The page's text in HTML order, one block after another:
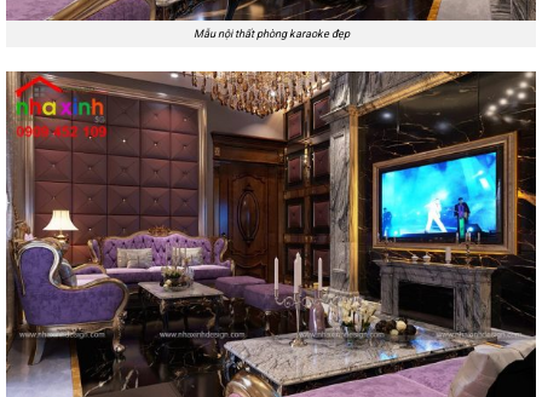
Mẫu nội thất phòng karaoke đẹp